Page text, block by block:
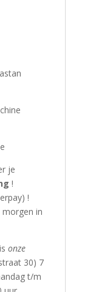
je
!
!
morgen in
onze
30) 7
t/m